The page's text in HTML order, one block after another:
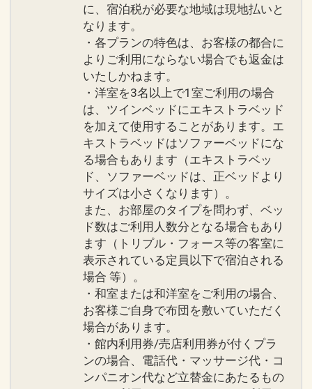
に、宿泊税が必要な地域は現地払いと
なります。
・各プランの特色は、お客様の都合に
よりご利用にならない場合でも返金は
いたしかねます。
・洋室を3名以上で1室ご利用の場合
は、ツインベッドにエキストラベッド
を加えて使用することがあります。エ
キストラベッドはソファーベッドにな
る場合もあります（エキストラベッ
ド、ソファーベッドは、正ベッドより
サイズは小さくなります）。
また、お部屋のタイプを問わず、ベッ
ド数はご利用人数分となる場合もあり
ます（トリプル・フォース等の客室に
表示されている定員以下で宿泊される
場合 等）。
・和室または和洋室をご利用の場合、
お客様ご自身で布団を敷いていただく
場合があります。
・館内利用券/売店利用券が付くプラ
ンの場合、電話代・マッサージ代・コ
ンパニオン代など立替金にあたるもの